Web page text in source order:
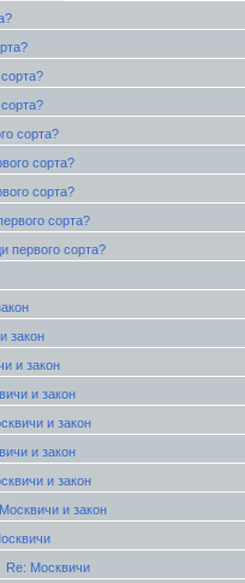
сорта?
сорта?
сорта?
сорта?
первого сорта?
закон
и закон
и закон
и закон
и закон
и закон
и закон
Re: Москвичи